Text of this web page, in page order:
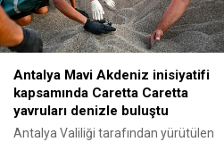
Antalya Mavi Akdeniz inisiyatifi
kapsamında Caretta Caretta
yavruları denizle buluştu
Antalya Valiliği tarafından yürütülen